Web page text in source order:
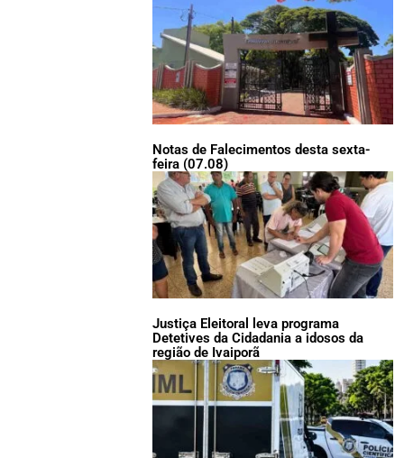
Notas de Falecimentos desta sexta-
feira (07.08)
Justiça Eleitoral leva programa
Detetives da Cidadania a idosos da
região de Ivaiporã